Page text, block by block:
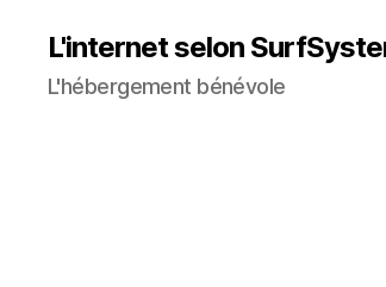
L'internet selon
L'hébergement bénévole